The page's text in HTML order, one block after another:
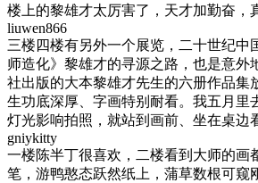
楼上的黎雄才太厉害了，天才加勤奋，
liuwen866
三楼四楼有另外一个展览，二十世纪中
师造化》黎雄才的寻源之路，也是意外
社出版的大本黎雄才先生的六册作品集
生功底深厚、字画特别耐看。我五月里
灯光影响拍照，就站到画前、坐在桌边
gniykitty
一楼陈半丁很喜欢，二楼看到大师的画
笔，游鸭憨态跃然纸上，蒲草数根可窥